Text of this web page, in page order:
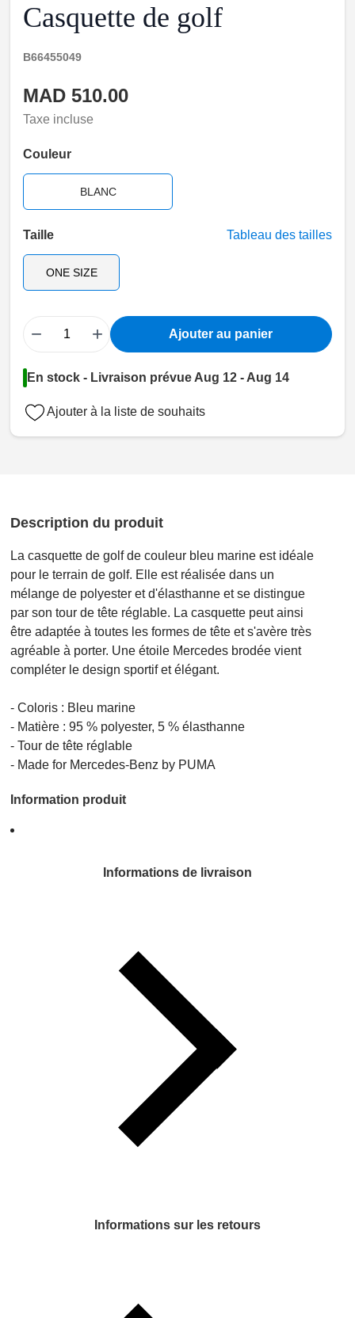
Casquette de golf
B66455049
MAD 510.00
Taxe incluse
Couleur
BLANC
Taille Tableau des tailles
ONE SIZE
− + Ajouter au panier
En stock - Livraison prévue Aug 12 - Aug 14
Ajouter à la liste de souhaits
Description du produit
La casquette de golf de couleur bleu marine est idéale
pour le terrain de golf. Elle est réalisée dans un
mélange de polyester et d'élasthanne et se distingue
par son tour de tête réglable. La casquette peut ainsi
être adaptée à toutes les formes de tête et s'avère très
agréable à porter. Une étoile Mercedes brodée vient
compléter le design sportif et élégant.
- Coloris : Bleu marine
- Matière : 95 % polyester, 5 % élasthanne
- Tour de tête réglable
- Made for Mercedes-Benz by PUMA
Information produit
Informations de livraison
Informations sur les retours